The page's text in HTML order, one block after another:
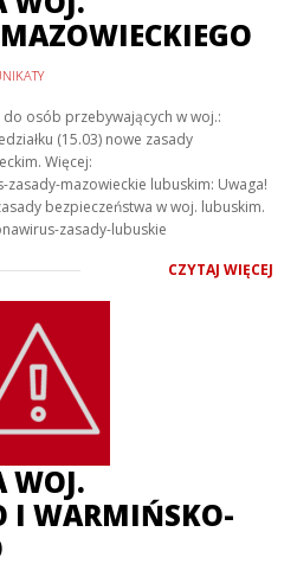
do osób przebywających w woj.:
(15.03) nowe zasady
Więcej:
mazowieckie lubuskim: Uwaga!
bezpieczeństwa w woj. lubuskim.
zasady-lubuskie
CZYTAJ WIĘCEJ
WOJ.
I WARMIŃSKO-